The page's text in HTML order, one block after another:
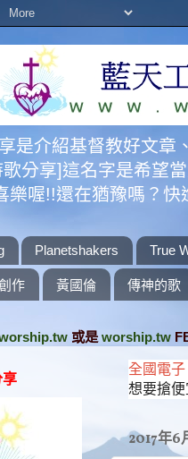
是介紹基督教好文章
分享]這名字是希望
樂喔!!還在猶豫嗎？
Planetshakers True
作 黃國倫 傳神的歌
或是 worship.tw
全國電子
想要搶便
2017年6